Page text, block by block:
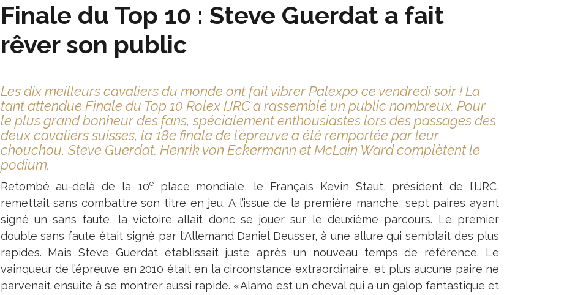
Finale du Top 10 : Steve Guerdat a fait
rêver son public
Les dix meilleurs cavaliers du monde ont fait vibrer Palexpo ce vendredi soir ! La
tant attendue Finale du Top 10 Rolex IJRC a rassemblé un public nombreux. Pour
le plus grand bonheur des fans, spécialement enthousiastes lors des passages des
deux cavaliers suisses, la 18e finale de l’épreuve a été remportée par leur
chouchou, Steve Guerdat. Henrik von Eckermann et McLain Ward complètent le
podium.
Retombé au-delà de la 10eplace mondiale, le Français Kevin Staut, président de l’IJRC,
remettait sans combattre son titre en jeu. A l’issue de la première manche, sept paires ayant
signé un sans faute, la victoire allait donc se jouer sur le deuxième parcours. Le premier
double sans faute était signé par l'Allemand Daniel Deusser, à une allure qui semblait des plus
rapides. Mais Steve Guerdat établissait juste après un nouveau temps de référence. Le
vainqueur de l’épreuve en 2010 était en la circonstance extraordinaire, et plus aucune paire ne
parvenait ensuite à se montrer aussi rapide. «Alamo est un cheval qui a un galop fantastique et